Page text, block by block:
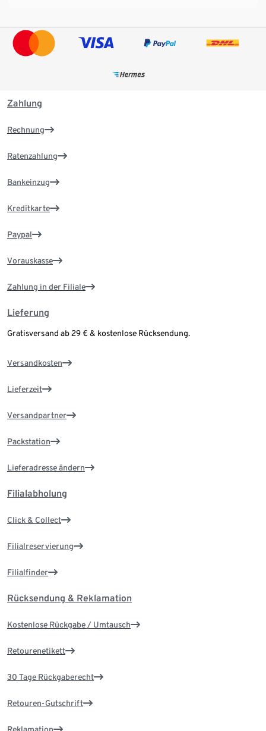
Zahlung
Rechnung
Ratenzahlung
Bankeinzug
Kreditkarte
Paypal
Vorauskasse
Zahlung in der Filiale
Lieferung
Gratisversand ab 29 € & kostenlose Rücksendung.
Versandkosten
Lieferzeit
Versandpartner
Packstation
Lieferadresse ändern
Filialabholung
Click & Collect
Filialreservierung
Filialfinder
Rücksendung & Reklamation
Kostenlose Rückgabe / Umtausch
Retourenetikett
30 Tage Rückgaberecht
Retouren-Gutschrift